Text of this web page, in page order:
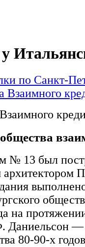
по Санкт-
№ 13 был
на
Даниельсон —
80-90-х